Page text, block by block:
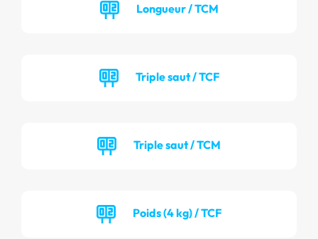
Longueur / TCM
Triple saut / TCF
Triple saut / TCM
Poids (4 kg) / TCF